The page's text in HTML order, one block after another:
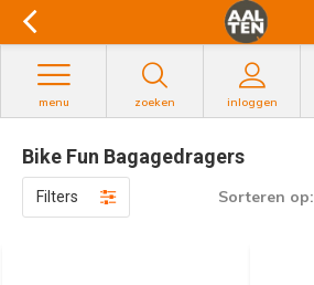
zoeken inloggen
menu
Bike Fun Bagagedragers
Filters Sorteren op: